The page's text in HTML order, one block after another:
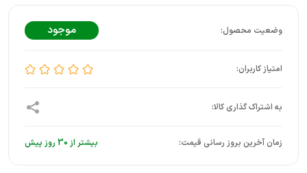
موجود
زمان آخرین بروز رسانی قیمت: بیشتر از 30 روز پیش